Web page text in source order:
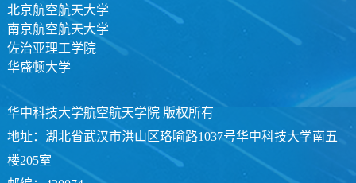
北京航空航天大学
南京航空航天大学
佐治亚理工学院
华盛顿大学
华中科技大学航空航天学院 版权所有
地址：湖北省武汉市洪山区珞喻路1037号华中科技大学南五
楼205室